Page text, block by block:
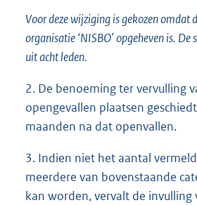
Voor deze wijziging is gekozen omdat
organisatie ‘NISBO’ opgeheven is.
uit acht leden.
2. De benoeming ter vervulling
opengevallen plaatsen
maanden na dat openvallen.
3. Indien niet het aantal
meerdere van bovenstaande
kan worden, vervalt de invulling